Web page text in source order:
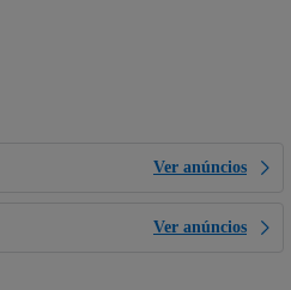
Ver anúncios
Ver anúncios